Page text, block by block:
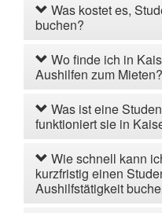
Was kostet es,
buchen?
Wo finde ich in
Aushilfen zum Mieten?
Was ist eine
funktioniert sie in
Wie schnell kann
kurzfristig einen
Aushilfstätigkeit